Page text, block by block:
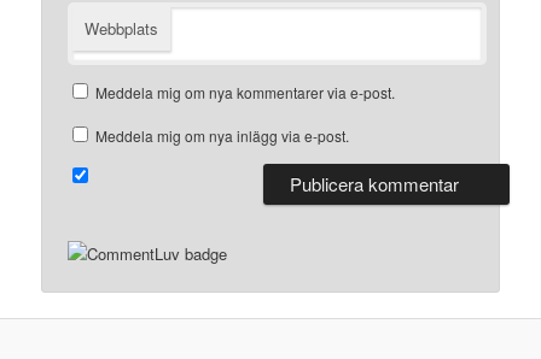
Webbplats
Meddela mig om nya kommentarer via e-post.
Meddela mig om nya inlägg via e-post.